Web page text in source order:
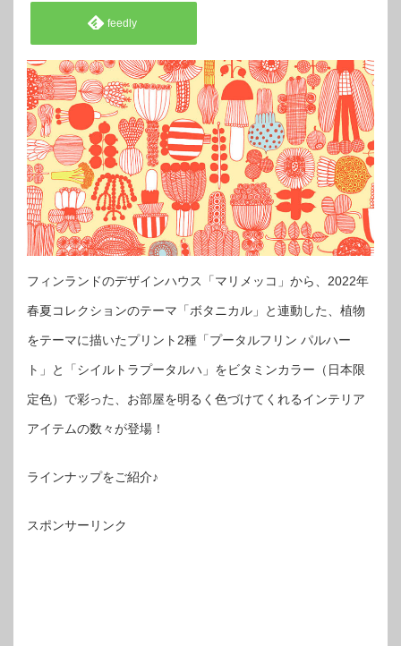
feedly
フィンランドのデザインハウス「マリメッコ」から、2022年
春夏コレクションのテーマ「ボタニカル」と連動した、植物
をテーマに描いたプリント2種「プータルフリン パルハー
ト」と「シイルトラプータルハ」をビタミンカラー（日本限
定色）で彩った、お部屋を明るく色づけてくれるインテリア
アイテムの数々が登場！
ラインナップをご紹介♪
スポンサーリンク